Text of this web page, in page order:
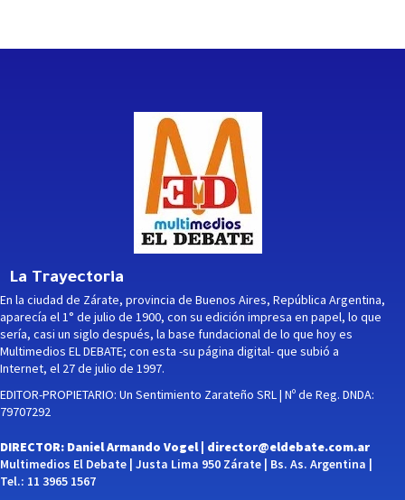
La Trayectoria
En la ciudad de Zárate, provincia de Buenos Aires, República Argentina,
aparecía el 1° de julio de 1900, con su edición impresa en papel, lo que
sería, casi un siglo después, la base fundacional de lo que hoy es
Multimedios EL DEBATE; con esta -su página digital- que subió a
Internet, el 27 de julio de 1997.
EDITOR-PROPIETARIO: Un Sentimiento Zarateño SRL | Nº de Reg. DNDA:
79707292
DIRECTOR: Daniel Armando Vogel | director@eldebate.com.ar
Multimedios El Debate | Justa Lima 950 Zárate | Bs. As. Argentina |
Tel.: 11 3965 1567